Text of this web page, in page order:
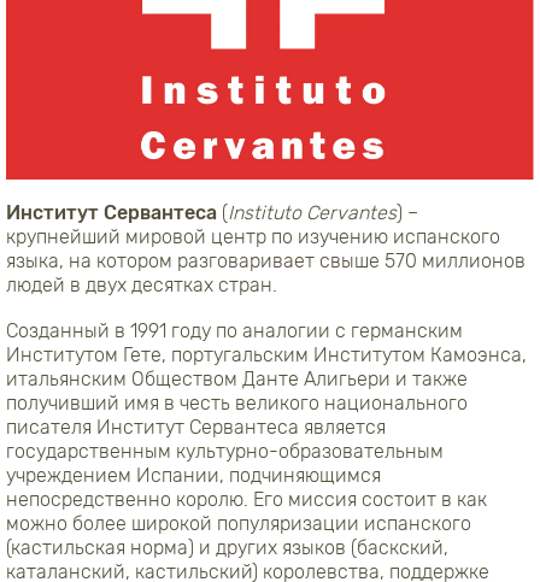
Институт Сервантеса (Instituto Cervantes) –
крупнейший мировой центр по изучению испанского
языка, на котором разговаривает свыше 570 миллионов
людей в двух десятках стран.
Созданный в 1991 году по аналогии с германским
Институтом Гете, португальским Институтом Камоэнса,
итальянским Обществом Данте Алигьери и также
получивший имя в честь великого национального
писателя Институт Сервантеса является
государственным культурно-образовательным
учреждением Испании, подчиняющимся
непосредственно королю. Его миссия состоит в как
можно более широкой популяризации испанского
(кастильская норма) и других языков (баскский,
каталанский, кастильский) королевства, поддержке